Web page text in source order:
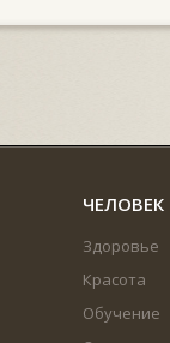
ЧЕЛОВЕК
Здоровье
Красота
Обучение